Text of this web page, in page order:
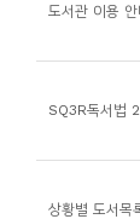
도서관 이용
SQ3R독서법
상황별 도서